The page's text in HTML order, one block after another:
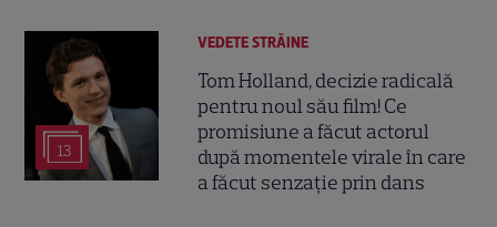
13
VEDETE STRĂINE
Tom Holland, decizie radicală
pentru noul său film! Ce
promisiune a făcut actorul
după momentele virale în care
a făcut senzație prin dans